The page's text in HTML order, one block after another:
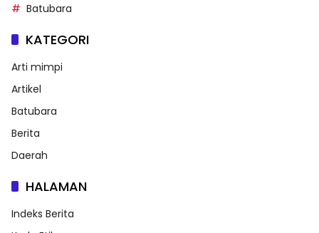
Batubara
KATEGORI
Arti mimpi
Artikel
Batubara
Berita
Daerah
HALAMAN
Indeks Berita